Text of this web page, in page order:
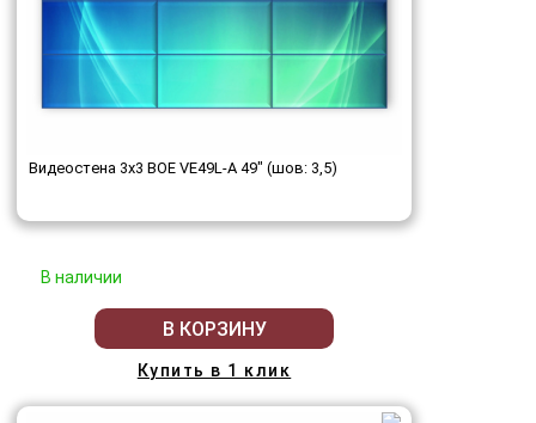
Видеостена 3x3 BOE VE49L-A 49" (шов: 3,5)
В наличии
В КОРЗИНУ
Купить в 1 клик